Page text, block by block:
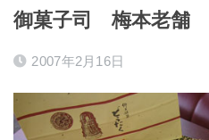
御菓子司 梅本老舗
2007年2月16日